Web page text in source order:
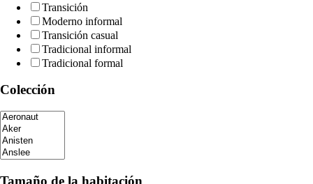
Transición
Moderno informal
Transición casual
Tradicional informal
Tradicional formal
Colección
Tamaño de la habitación